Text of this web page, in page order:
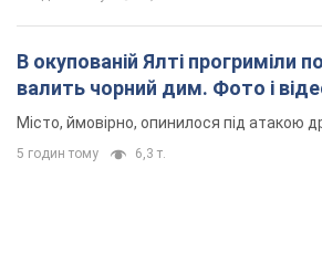
В окупованій Ялті прогриміли
валить чорний дим. Фото і
Місто, ймовірно, опинилося під атакою
5 годин тому 6,3 т.